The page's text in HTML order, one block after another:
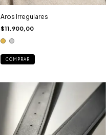
Aros Irregulares
$11.900,00
COMPRAR